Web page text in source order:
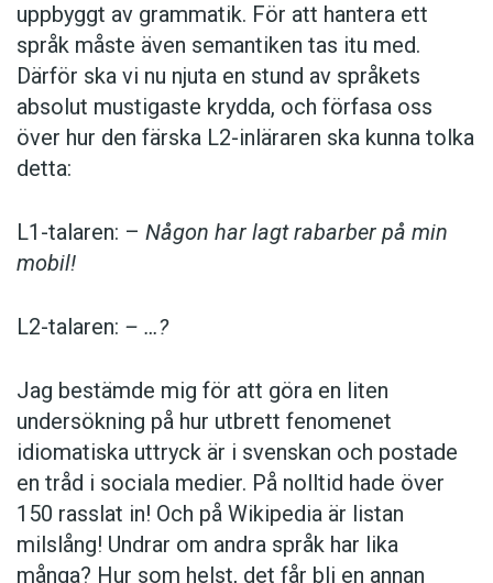
uppbyggt av grammatik. För att hantera ett
språk måste även semantiken tas itu med.
Därför ska vi nu njuta en stund av språkets
absolut mustigaste krydda, och förfasa oss
över hur den färska L2-inläraren ska kunna tolka
detta:
L1-talaren: – Någon har lagt rabarber på min
mobil!
L2-talaren: – …?
Jag bestämde mig för att göra en liten
undersökning på hur utbrett fenomenet
idiomatiska uttryck är i svenskan och postade
en tråd i sociala medier. På nolltid hade över
150 rasslat in! Och på Wikipedia är listan
milslång! Undrar om andra språk har lika
många? Hur som helst, det får bli en annan